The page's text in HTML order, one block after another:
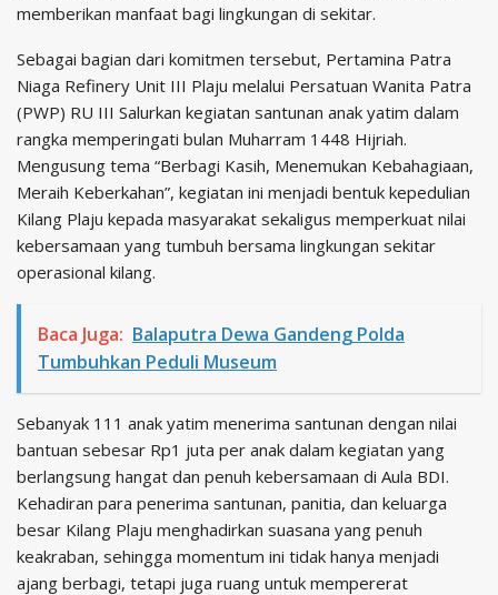
memberikan manfaat bagi lingkungan di sekitar.
Sebagai bagian dari komitmen tersebut, Pertamina Patra
Niaga Refinery Unit III Plaju melalui Persatuan Wanita Patra
(PWP) RU III Salurkan kegiatan santunan anak yatim dalam
rangka memperingati bulan Muharram 1448 Hijriah.
Mengusung tema “Berbagi Kasih, Menemukan Kebahagiaan,
Meraih Keberkahan”, kegiatan ini menjadi bentuk kepedulian
Kilang Plaju kepada masyarakat sekaligus memperkuat nilai
kebersamaan yang tumbuh bersama lingkungan sekitar
operasional kilang.
Baca Juga: Balaputra Dewa Gandeng Polda
Tumbuhkan Peduli Museum
Sebanyak 111 anak yatim menerima santunan dengan nilai
bantuan sebesar Rp1 juta per anak dalam kegiatan yang
berlangsung hangat dan penuh kebersamaan di Aula BDI.
Kehadiran para penerima santunan, panitia, dan keluarga
besar Kilang Plaju menghadirkan suasana yang penuh
keakraban, sehingga momentum ini tidak hanya menjadi
ajang berbagi, tetapi juga ruang untuk mempererat